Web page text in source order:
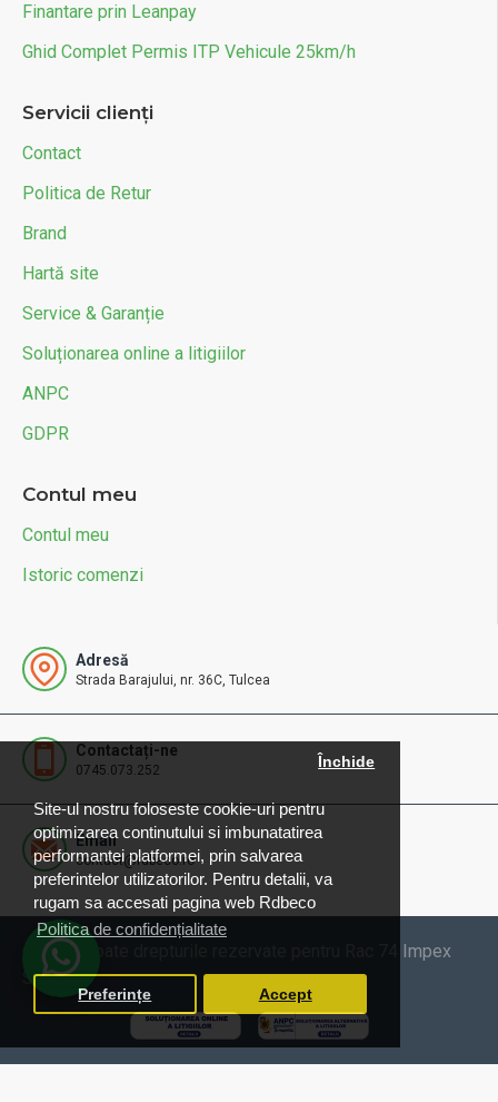
Site-ul nostru foloseste cookie-uri pentru
optimizarea continutului si imbunatatirea
performantei platformei, prin salvarea
preferintelor utilizatorilor. Pentru detalii, va
rugam sa accesati pagina web Rdbeco
Politica de confidențialitate
Închide
Preferințe Accept
Finantare prin Leanpay
Ghid Complet Permis ITP Vehicule 25km/h
Servicii clienți
Contact
Politica de Retur
Brand
Hartă site
Service & Garanție
Soluționarea online a litigiilor
ANPC
GDPR
Contul meu
Contul meu
Istoric comenzi
Adresă
Strada Barajului, nr. 36C, Tulcea
Contactați-ne
0745.073.252
Email
contact@rdbeco.ro
© 2025 Toate drepturile rezervate pentru Rac 74 Impex
SRL